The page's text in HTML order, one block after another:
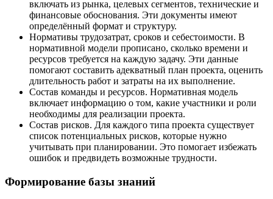
включать из рынка, целевых сегментов, технические и
финансовые обоснования. Эти документы имеют
определённый формат и структуру.
Нормативы трудозатрат, сроков и себестоимости. В
нормативной модели прописано, сколько времени и
ресурсов требуется на каждую задачу. Эти данные
помогают составить адекватный план проекта, оценить
длительность работ и затраты на их выполнение.
Состав команды и ресурсов. Нормативная модель
включает информацию о том, какие участники и роли
необходимы для реализации проекта.
Состав рисков. Для каждого типа проекта существует
список потенциальных рисков, которые нужно
учитывать при планировании. Это помогает избежать
ошибок и предвидеть возможные трудности.
Формирование базы знаний